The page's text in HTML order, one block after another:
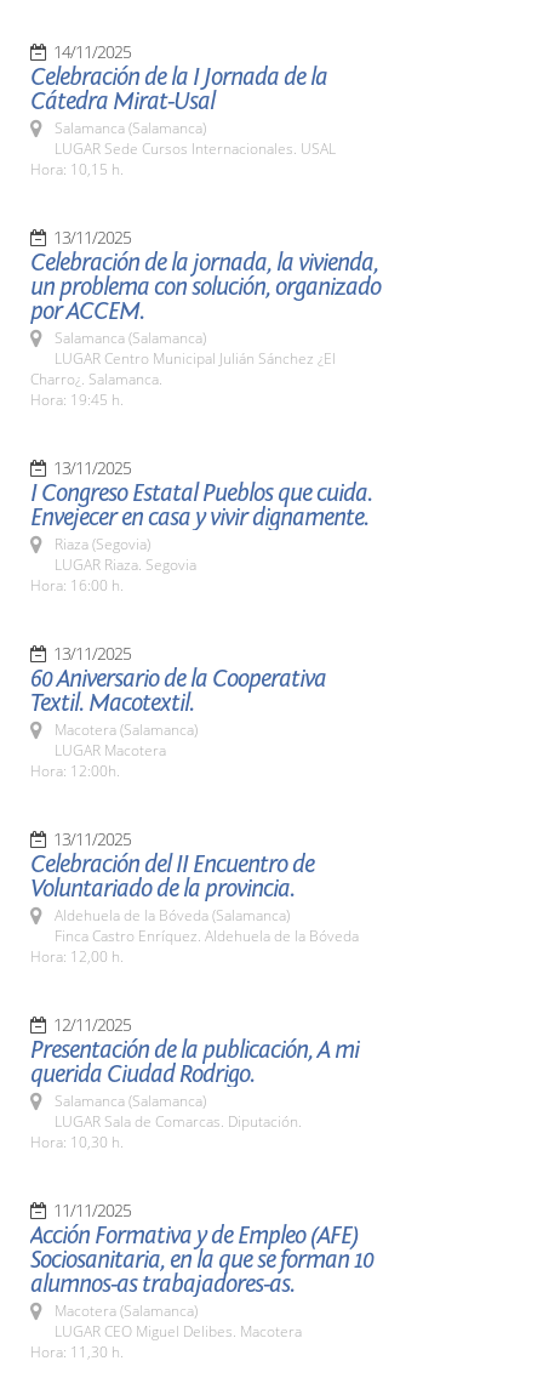
14/11/2025
Celebración de la I Jornada de la
Cátedra Mirat-Usal
Salamanca (Salamanca)
LUGAR Sede Cursos Internacionales. USAL
Hora: 10,15 h.
13/11/2025
Celebración de la jornada, la vivienda,
un problema con solución, organizado
por ACCEM.
Salamanca (Salamanca)
LUGAR Centro Municipal Julián Sánchez ¿El
Charro¿. Salamanca.
Hora: 19:45 h.
13/11/2025
I Congreso Estatal Pueblos que cuida.
Envejecer en casa y vivir dignamente.
Riaza (Segovia)
LUGAR Riaza. Segovia
Hora: 16:00 h.
13/11/2025
60 Aniversario de la Cooperativa
Textil. Macotextil.
Macotera (Salamanca)
LUGAR Macotera
Hora: 12:00h.
13/11/2025
Celebración del II Encuentro de
Voluntariado de la provincia.
Aldehuela de la Bóveda (Salamanca)
Finca Castro Enríquez. Aldehuela de la Bóveda
Hora: 12,00 h.
12/11/2025
Presentación de la publicación, A mi
querida Ciudad Rodrigo.
Salamanca (Salamanca)
LUGAR Sala de Comarcas. Diputación.
Hora: 10,30 h.
11/11/2025
Acción Formativa y de Empleo (AFE)
Sociosanitaria, en la que se forman 10
alumnos-as trabajadores-as.
Macotera (Salamanca)
LUGAR CEO Miguel Delibes. Macotera
Hora: 11,30 h.